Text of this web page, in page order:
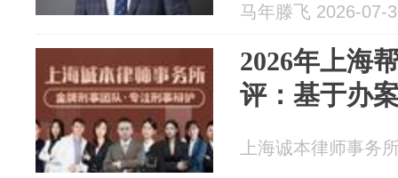
马年滕飞 2026-07-
2026年上海
评：基于办
上海诚本律师事务